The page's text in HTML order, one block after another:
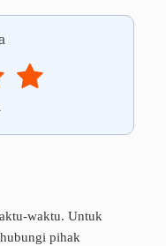
waktu. Untuk
pihak